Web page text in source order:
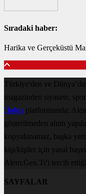
Sıradaki haber:
Harika ve Gerçeküstü
Türkiye'den ve
magazinden siyasete,
Haberplatformunda;
gösterilmeden alıntı
kopyalanamaz, başka
kişi/kişiler için yasal
Alem.Gen.Tr'i tercih
SAYFALAR